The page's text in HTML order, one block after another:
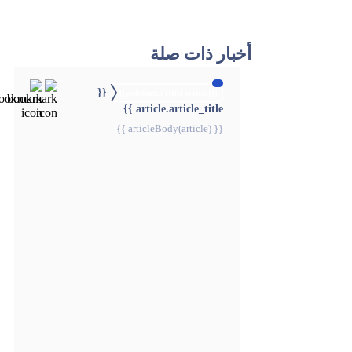
أخبار ذات صلة
{{
article.article_title }}
{{ articleBody(article) }}